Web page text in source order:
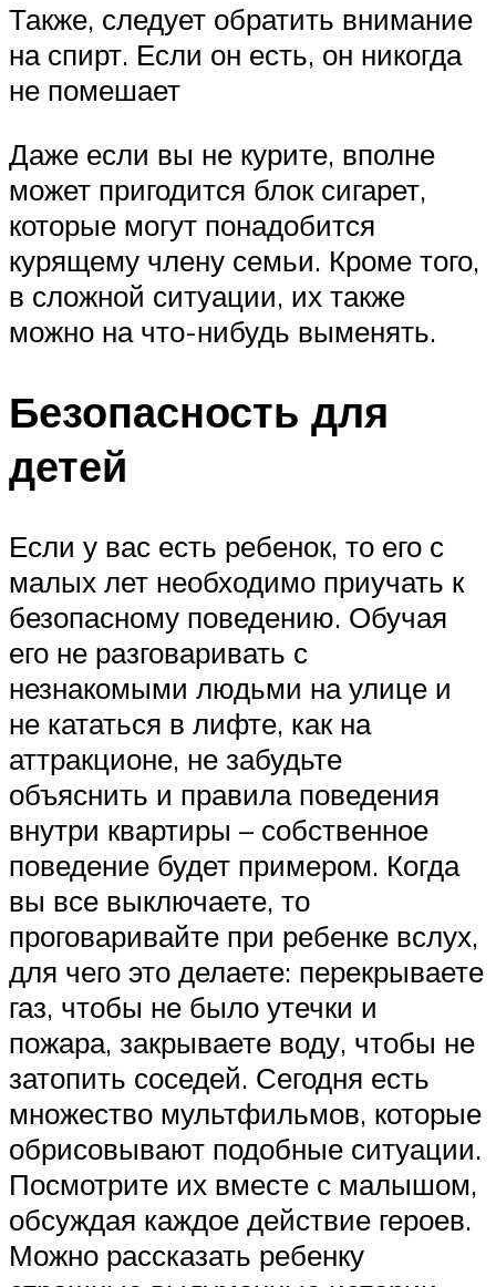
Также, следует обратить внимание
на спирт. Если он есть, он никогда
не помешает
Даже если вы не курите, вполне
может пригодится блок сигарет,
которые могут понадобится
курящему члену семьи. Кроме того,
в сложной ситуации, их также
можно на что-нибудь выменять.
Безопасность для
детей
Если у вас есть ребенок, то его с
малых лет необходимо приучать к
безопасному поведению. Обучая
его не разговаривать с
незнакомыми людьми на улице и
не кататься в лифте, как на
аттракционе, не забудьте
объяснить и правила поведения
внутри квартиры – собственное
поведение будет примером. Когда
вы все выключаете, то
проговаривайте при ребенке вслух,
для чего это делаете: перекрываете
газ, чтобы не было утечки и
пожара, закрываете воду, чтобы не
затопить соседей. Сегодня есть
множество мультфильмов, которые
обрисовывают подобные ситуации.
Посмотрите их вместе с малышом,
обсуждая каждое действие героев.
Можно рассказать ребенку